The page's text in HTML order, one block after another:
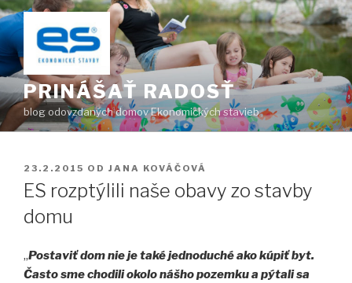
Prejsť
na
obsah
PRINÁŠAŤ RADOSŤ
blog odovzdaných domov Ekonomických stavieb
PUBLIKOVANÉ
23.2.2015 OD JANA KOVÁČOVÁ
ES rozptýlili naše obavy zo stavby
domu
„Postaviť dom nie je také jednoduché ako kúpiť byt.
Často sme chodili okolo nášho pozemku a pýtali sa